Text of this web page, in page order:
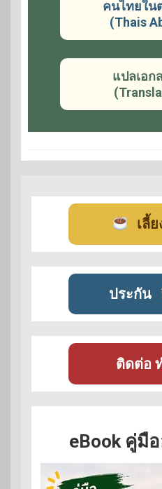
คนไทยใน
(Thais
แปลเอก
เลี้
ประกัน
ติดต่อ
eBook คู่มื